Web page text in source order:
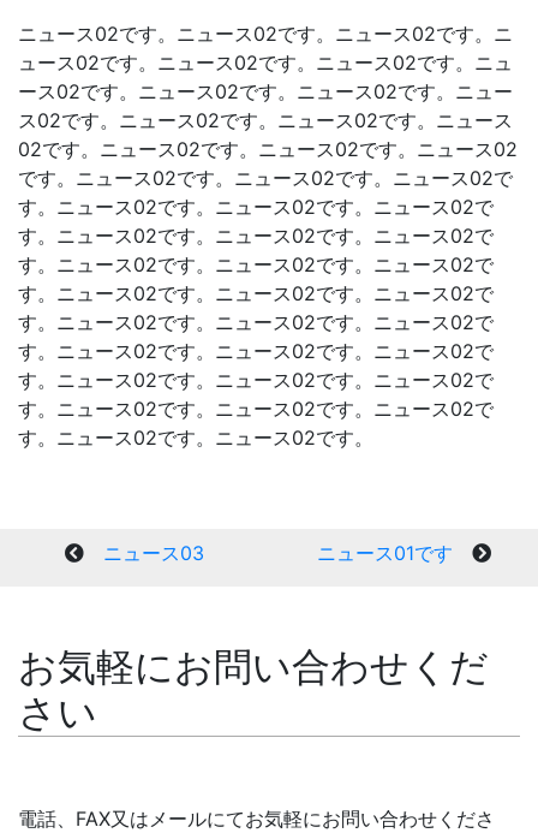
ニュース02です。ニュース02です。ニュース02です。ニ
ュース02です。ニュース02です。ニュース02です。ニュ
ース02です。ニュース02です。ニュース02です。ニュー
ス02です。ニュース02です。ニュース02です。ニュース
02です。ニュース02です。ニュース02です。ニュース02
です。ニュース02です。ニュース02です。ニュース02で
す。ニュース02です。ニュース02です。ニュース02で
す。ニュース02です。ニュース02です。ニュース02で
す。ニュース02です。ニュース02です。ニュース02で
す。ニュース02です。ニュース02です。ニュース02で
す。ニュース02です。ニュース02です。ニュース02で
す。ニュース02です。ニュース02です。ニュース02で
す。ニュース02です。ニュース02です。ニュース02で
す。ニュース02です。ニュース02です。ニュース02で
す。ニュース02です。ニュース02です。
ニュース03 ニュース01です
お気軽にお問い合わせくだ
さい
電話、FAX又はメールにてお気軽にお問い合わせくださ